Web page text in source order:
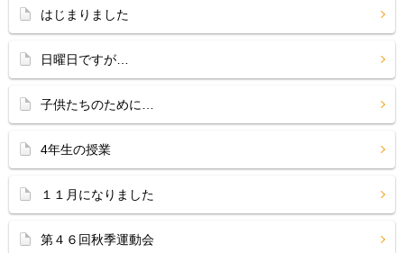
はじまりました
日曜日ですが…
子供たちのために…
4年生の授業
１１月になりました
第４６回秋季運動会